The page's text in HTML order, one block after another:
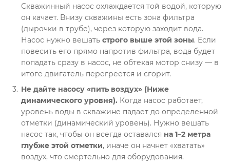
Скважинный насос охлаждается той водой, которую
он качает. Внизу скважины есть зона фильтра
(дырочки в трубе), через которую заходит вода.
Насос нужно вешать строго выше этой зоны. Если
повесить его прямо напротив фильтра, вода будет
попадать сразу в насос, не обтекая мотор снизу — в
итоге двигатель перегреется и сгорит.
Не дайте насосу «пить воздух» (Ниже
динамического уровня). Когда насос работает,
уровень воды в скважине падает до определенной
отметки (динамический уровень). Нужно вешать
насос так, чтобы он всегда оставался на 1–2 метра
глубже этой отметки, иначе он начнет «хватать»
воздух, что смертельно для оборудования.